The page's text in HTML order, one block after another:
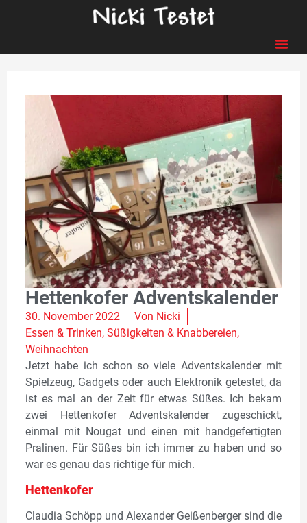
Hettenkofer Adventskalender
30. November 2022 Von Nicki
Essen & Trinken, Süßigkeiten & Knabbereien,
Weihnachten
Jetzt habe ich schon so viele Adventskalender mit
Spielzeug, Gadgets oder auch Elektronik getestet, da
ist es mal an der Zeit für etwas Süßes. Ich bekam
zwei Hettenkofer Adventskalender zugeschickt,
einmal mit Nougat und einen mit handgefertigten
Pralinen. Für Süßes bin ich immer zu haben und so
war es genau das richtige für mich.
Hettenkofer
Claudia Schöpp und Alexander Geißenberger sind die